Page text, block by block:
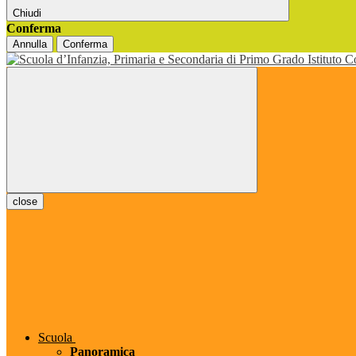
Chiudi
Conferma
Annulla Conferma
close
Scuola
Panoramica